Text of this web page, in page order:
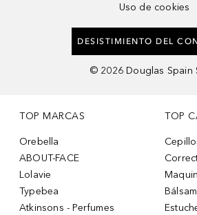
Uso de cookies
DESISTIMIENTO DEL
© 2026 Douglas Spain
TOP MARCAS
Orebella
ABOUT-FACE
Lolavie
Typebea
Atkinsons - Perfumes
TOP